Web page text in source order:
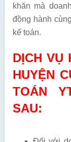
khăn mà
đồng hành
kế toán.
DỊCH VỤ
HUYỆN
TOÁN
SAU: